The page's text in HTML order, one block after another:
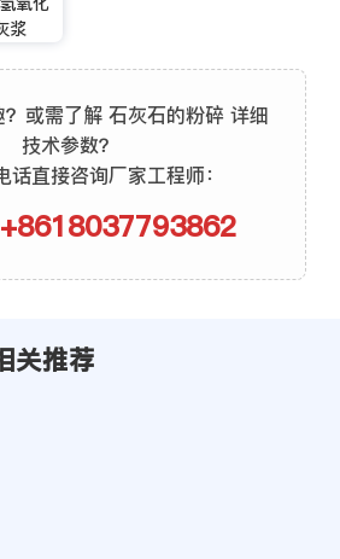
浆
或需了解 石灰石的粉碎 详细
技术参数？
话直接咨询厂家工程师：
+8618037793862
关推荐